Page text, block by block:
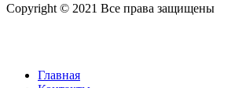
Copyright © 2021 Все права защищены
Главная